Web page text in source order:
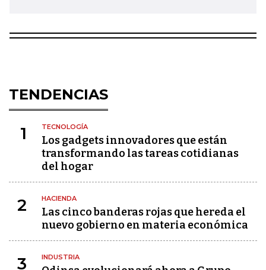
TENDENCIAS
1 TECNOLOGÍA
Los gadgets innovadores que están
transformando las tareas cotidianas
del hogar
2 HACIENDA
Las cinco banderas rojas que hereda el
nuevo gobierno en materia económica
3 INDUSTRIA